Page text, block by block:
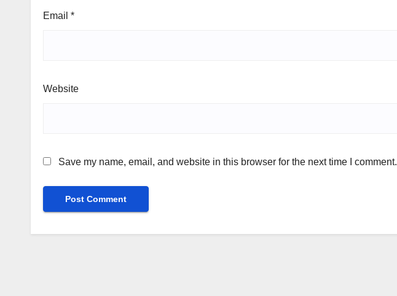
Email *
Website
Save my name, email, and website in this browser for the next time I comment.